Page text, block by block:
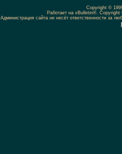
Copyright ©
Работает на vBulletin®.
Администрация сайта не несёт ответственности за